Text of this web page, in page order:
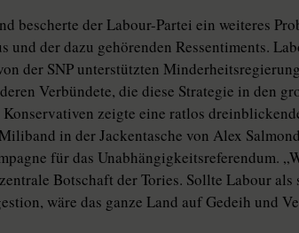
bescherte der Labour-Partei ein weiteres
und der dazu gehörenden Ressentiments.
der SNP unterstützten
Verbündete, die diese Strategie in den
zeigte eine ratlos
in der Jackentasche von Alex
für das Unabhängigkeitsreferendum.
Botschaft der Tories. Sollte Labour als
wäre das ganze Land auf Gedeih und